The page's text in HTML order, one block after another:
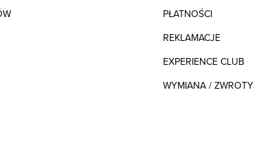
PŁATNOŚCI
REKLAMACJE
EXPERIENCE CLUB
WYMIANA / ZWROTY